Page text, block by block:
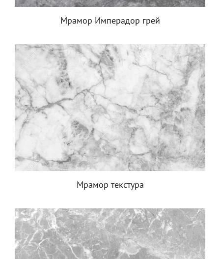
Мрамор Имперадор грей
Мрамор текстура